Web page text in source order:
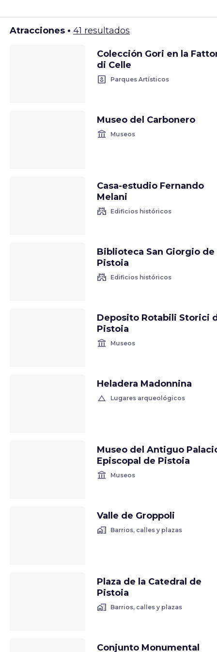
Atracciones • 41 resultados
Colección Gori en la
di Celle
yard Parques Artísticos
Museo del Carbonero
account_balance Museos
Casa-estudio Fernando
Melani
castle Edificios históricos
Biblioteca San Giorgio de
Pistoia
castle Edificios históricos
Deposito Rotabili Storici
Pistoia
account_balance Museos
Heladera Madonnina
change_history Lugares arqueológicos
Museo del Antiguo
Episcopal de Pistoia
account_balance Museos
Valle de Groppoli
home_work Barrios, calles y plazas
Plaza de la Catedral de
Pistoia
home_work Barrios, calles y plazas
Conjunto Monumental